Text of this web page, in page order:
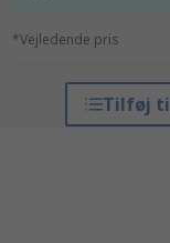
*Vejledende pris
Tilføj